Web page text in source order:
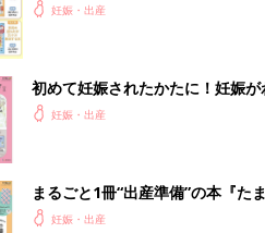
妊娠・出産
初めて妊娠されたかたに！妊娠が
ったら最初に読む本『初めてのた
妊娠・出産
まるごと1冊“出産準備”の本『た
クラブ 夏号』〈スペシャル大特集
妊娠・出産